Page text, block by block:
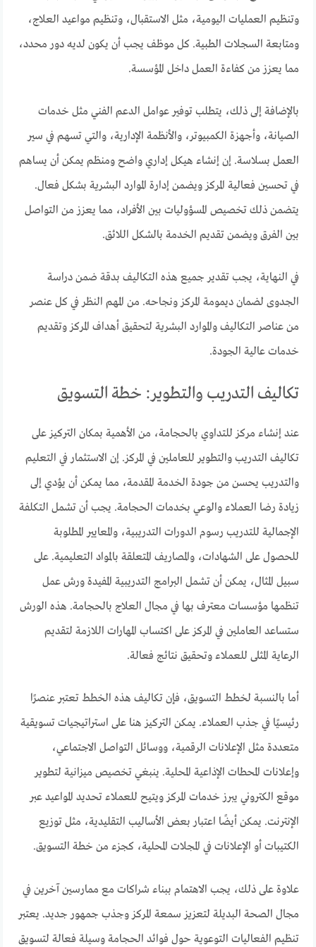
وتنظيم العمليات اليومية، مثل الاستقبال، وتنظيم مواعيد العلاج،
ومتابعة السجلات الطبية. كل موظف يجب أن يكون لديه دور محدد،
مما يعزز من كفاءة العمل داخل المؤسسة.
بالإضافة إلى ذلك، يتطلب توفير عوامل الدعم الفني مثل خدمات
الصيانة، وأجهزة الكمبيوتر، والأنظمة الإدارية، والتي تسهم في سير
العمل بسلاسة. إن إنشاء هيكل إداري واضح ومنظم يمكن أن يساهم
في تحسين فعالية المركز ويضمن إدارة الموارد البشرية بشكل فعال.
يتضمن ذلك تخصيص المسؤوليات بين الأفراد، مما يعزز من التواصل
بين الفرق ويضمن تقديم الخدمة بالشكل اللائق.
في النهاية، يجب تقدير جميع هذه التكاليف بدقة ضمن دراسة
الجدوى لضمان ديمومة المركز ونجاحه. من المهم النظر في كل عنصر
من عناصر التكاليف والموارد البشرية لتحقيق أهداف المركز وتقديم
خدمات عالية الجودة.
تكاليف التدريب والتطوير: خطة التسويق
عند إنشاء مركز للتداوي بالحجامة، من الأهمية بمكان التركيز على
تكاليف التدريب والتطوير للعاملين في المركز. إن الاستثمار في التعليم
والتدريب يحسن من جودة الخدمة المقدمة، مما يمكن أن يؤدي إلى
زيادة رضا العملاء والوعي بخدمات الحجامة. يجب أن تشمل التكلفة
الإجمالية للتدريب رسوم الدورات التدريبية، والمعايير المطلوبة
للحصول على الشهادات، والمصاريف المتعلقة بالمواد التعليمية. على
سبيل المثال، يمكن أن تشمل البرامج التدريبية المفيدة ورش عمل
تنظمها مؤسسات معترف بها في مجال العلاج بالحجامة. هذه الورش
ستساعد العاملين في المركز على اكتساب المهارات اللازمة لتقديم
الرعاية المثلى للعملاء وتحقيق نتائج فعالة.
أما بالنسبة لخطط التسويق، فإن تكاليف هذه الخطط تعتبر عنصرًا
رئيسيًا في جذب العملاء. يمكن التركيز هنا على استراتيجيات تسويقية
متعددة مثل الإعلانات الرقمية، ووسائل التواصل الاجتماعي،
وإعلانات المحطات الإذاعية المحلية. ينبغي تخصيص ميزانية لتطوير
موقع الكتروني يبرز خدمات المركز ويتيح للعملاء تحديد المواعيد عبر
الإنترنت. يمكن أيضًا اعتبار بعض الأساليب التقليدية، مثل توزيع
الكتيبات أو الإعلانات في المجلات المحلية، كجزء من خطة التسويق.
علاوة على ذلك، يجب الاهتمام ببناء شراكات مع ممارسين آخرين في
مجال الصحة البديلة لتعزيز سمعة المركز وجذب جمهور جديد. يعتبر
تنظيم الفعاليات التوعوية حول فوائد الحجامة وسيلة فعالة لتسويق